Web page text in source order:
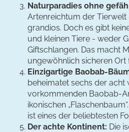
Naturparadies ohne
Artenreichtum der Tierwelt
grandios. Doch es gibt
und kleinen Tiere - weder
Giftschlangen. Das macht
ungewöhnlich sicheren
Einzigartige Baobab-
beheimatet sechs der acht
vorkommenden Baobab-
ikonischen
ist eines der beliebtesten
Der achte Kontinent: Die